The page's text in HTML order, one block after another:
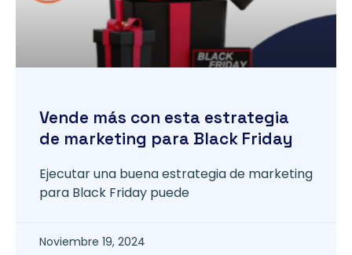
Vende más con esta estrategia
de marketing para Black Friday
Ejecutar una buena estrategia de marketing
para Black Friday puede
Noviembre 19, 2024